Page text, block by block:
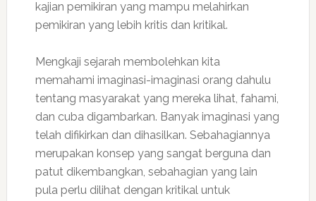
kajian pemikiran yang mampu melahirkan
pemikiran yang lebih kritis dan kritikal.
Mengkaji sejarah membolehkan kita
memahami imaginasi-imaginasi orang dahulu
tentang masyarakat yang mereka lihat, fahami,
dan cuba digambarkan. Banyak imaginasi yang
telah difikirkan dan dihasilkan. Sebahagiannya
merupakan konsep yang sangat berguna dan
patut dikembangkan, sebahagian yang lain
pula perlu dilihat dengan kritikal untuk